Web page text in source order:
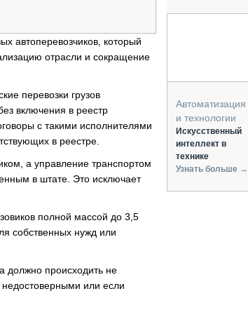
КАРЬЕРНАЯ ТЕХНИКА
ЛОГИСТИКА И СКЛАД
КОМПЛЕКТУЮЩИЕ И СЕРВИС
автоперевозчиков, который
отрасли и сокращение
перевозки грузов
включения в реестр
с такими исполнителями
в реестре.
а управление транспортом
в штате. Это исключает
полной массой до 3,5
собственных нужд или
должно происходить не
или если
Автоматизация
и технологии
Искусственный
интеллект в
технике
Узнать больше →